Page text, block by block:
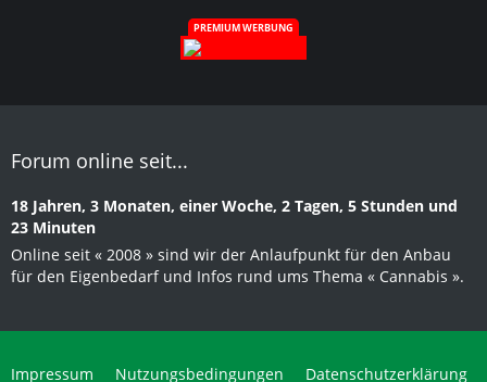
PREMIUM WERBUNG
Forum online seit...
18 Jahren, 3 Monaten, einer Woche, 2 Tagen, 5 Stunden und
23 Minuten
Online seit « 2008 » sind wir der Anlaufpunkt für den Anbau
für den Eigenbedarf und Infos rund ums Thema « Cannabis ».
Impressum Nutzungsbedingungen Datenschutzerklärung